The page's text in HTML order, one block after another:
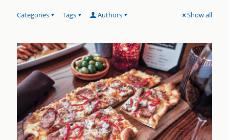
Categories Tags Authors Show all